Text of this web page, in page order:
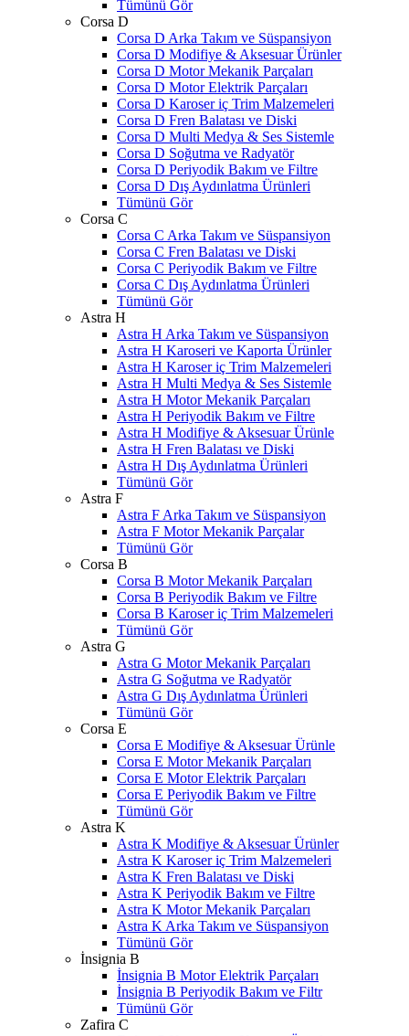
Tümünü Gör
Corsa D
Corsa D Arka Takım ve Süspansiyon
Corsa D Modifiye & Aksesuar Ürünler
Corsa D Motor Mekanik Parçaları
Corsa D Motor Elektrik Parçaları
Corsa D Karoser iç Trim Malzemeleri
Corsa D Fren Balatası ve Diski
Corsa D Multi Medya & Ses Sistemle
Corsa D Soğutma ve Radyatör
Corsa D Periyodik Bakım ve Filtre
Corsa D Dış Aydınlatma Ürünleri
Tümünü Gör
Corsa C
Corsa C Arka Takım ve Süspansiyon
Corsa C Fren Balatası ve Diski
Corsa C Periyodik Bakım ve Filtre
Corsa C Dış Aydınlatma Ürünleri
Tümünü Gör
Astra H
Astra H Arka Takım ve Süspansiyon
Astra H Karoseri ve Kaporta Ürünler
Astra H Karoser iç Trim Malzemeleri
Astra H Multi Medya & Ses Sistemle
Astra H Motor Mekanik Parçaları
Astra H Periyodik Bakım ve Filtre
Astra H Modifiye & Aksesuar Ürünle
Astra H Fren Balatası ve Diski
Astra H Dış Aydınlatma Ürünleri
Tümünü Gör
Astra F
Astra F Arka Takım ve Süspansiyon
Astra F Motor Mekanik Parçalar
Tümünü Gör
Corsa B
Corsa B Motor Mekanik Parçaları
Corsa B Periyodik Bakım ve Filtre
Corsa B Karoser iç Trim Malzemeleri
Tümünü Gör
Astra G
Astra G Motor Mekanik Parçaları
Astra G Soğutma ve Radyatör
Astra G Dış Aydınlatma Ürünleri
Tümünü Gör
Corsa E
Corsa E Modifiye & Aksesuar Ürünle
Corsa E Motor Mekanik Parçaları
Corsa E Motor Elektrik Parçaları
Corsa E Periyodik Bakım ve Filtre
Tümünü Gör
Astra K
Astra K Modifiye & Aksesuar Ürünler
Astra K Karoser iç Trim Malzemeleri
Astra K Fren Balatası ve Diski
Astra K Periyodik Bakım ve Filtre
Astra K Motor Mekanik Parçaları
Astra K Arka Takım ve Süspansiyon
Tümünü Gör
İnsignia B
İnsignia B Motor Elektrik Parçaları
İnsignia B Periyodik Bakım ve Filtr
Tümünü Gör
Zafira C